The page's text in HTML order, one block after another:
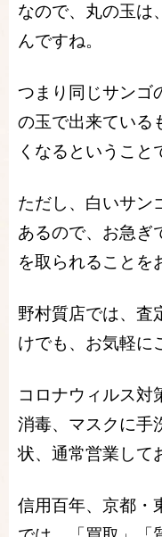
なので、丸の玉は
んですね。
つまり同じサンゴ
の玉で出来ている
くなるということ
ただし、白いサン
あるので、お急ぎ
を取られることを
野村質店では、査
けでも、お気軽に
コロナウィルス対
消毒、マスクに手
状、通常営業して
信用百年、京都・